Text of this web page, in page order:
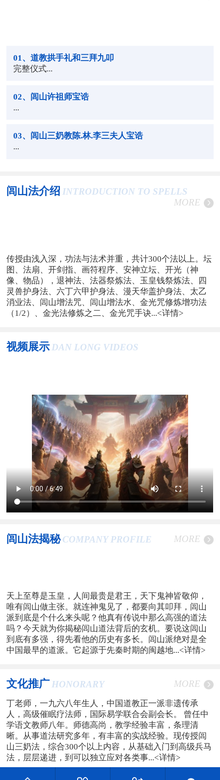
01 、道教拱手礼和三拜九叩
完整仪式...
02、闾山许祖师宝诰
...
03、闾山三奶教陈.林.李三夫人宝诰
...
闾山法介绍 INTRODUCTION TO SPELLS
MORE
传授由浅入深，功法与法术并重，共计300个法以上。坛
图、法扇、开剑指、画符程序、安神立坛、开光（神
像、物品），退神法、法器祭炼法、玉皇钱祭炼法、四
灵兽护身法、六丁六甲护身法、漫天华盖护身法、太乙
消业法、闾山增法咒、闾山增法水、金光咒修炼增功法
（1/2）、金光法修炼之二、金光咒手诀...<详情>
视频展示 DAN LONG VIDEOS
闾山法揭秘 COMPANY PROFILE MORE
天上至尊是玉皇，人间最贵是君王，天下鬼神皆敬仰，
唯有闾山做主张。就连神鬼见了，都要向其叩拜，闾山
派到底是个什么来头呢？他真有传说中那么高强的道法
吗？今天就为你揭秘闾山道法背后的玄机。要说这闾山
到底有多强，得先看他的历史有多长。闾山派绝对是全
中国最早的道派。它起源于先秦时期的闽越地...<详情>
文化推广 HONORARY MORE
丁老师，一九六八年生人，中国道教正一派非遗传承
人，高级催眠疗法师，国际易学联合会副会长。 曾任中
学语文教师八年。师德高尚，教学经验丰富，条理清
晰。从事道法研究多年，有丰富的实战经验。现传授闾
山三奶法，综合300个以上内容，从基础入门到高级兵马
法，层层递进，到可以独立应对各类事...<详情>